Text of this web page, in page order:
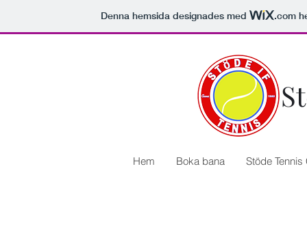
Denna hemsida designades med .com
Hem Boka bana Stöde Tennis